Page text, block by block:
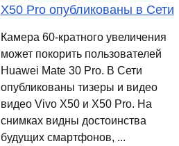
X50 Pro опубликованы в Сети
Камера 60-кратного увеличения
может покорить пользователей
Huawei Mate 30 Pro. В Сети
опубликованы тизеры и видео
видео Vivo X50 и X50 Pro. На
снимках видны достоинства
будущих смартфонов, ...